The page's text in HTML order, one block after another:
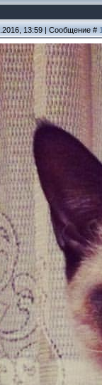
13:59 | Сообщение # 1